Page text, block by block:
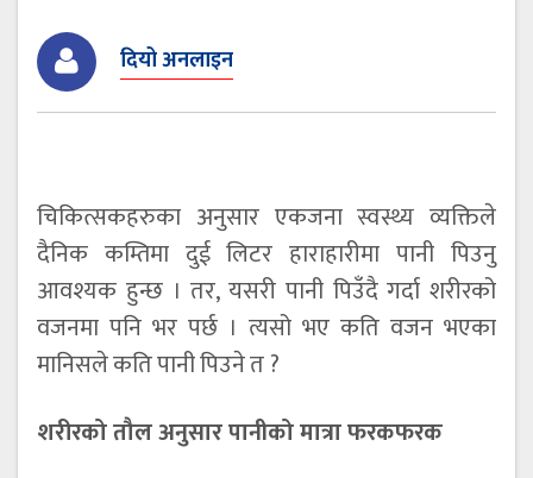
दियो अनलाइन
चिकित्सकहरुका अनुसार एकजना स्वस्थ्य व्यक्तिले
दैनिक कम्तिमा दुई लिटर हाराहारीमा पानी पिउनु
आवश्यक हुन्छ । तर, यसरी पानी पिउँदै गर्दा शरीरको
वजनमा पनि भर पर्छ । त्यसो भए कति वजन भएका
मानिसले कति पानी पिउने त ?
शरीरको तौल अनुसार पानीको मात्रा फरकफरक